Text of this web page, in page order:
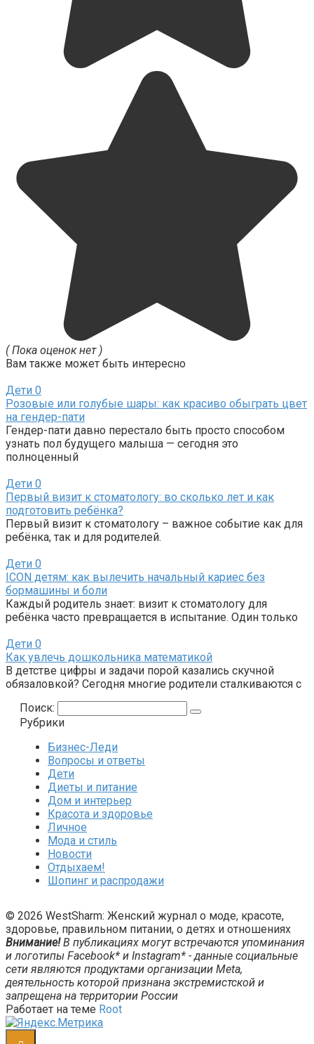
( Пока оценок нет )
Вам также может быть интересно
Дети 0
Розовые или голубые шары: как красиво обыграть цвет
на гендер-пати
Гендер-пати давно перестало быть просто способом
узнать пол будущего малыша — сегодня это
полноценный
Дети 0
Первый визит к стоматологу: во сколько лет и как
подготовить ребёнка?
Первый визит к стоматологу – важное событие как для
ребёнка, так и для родителей.
Дети 0
ICON детям: как вылечить начальный кариес без
бормашины и боли
Каждый родитель знает: визит к стоматологу для
ребёнка часто превращается в испытание. Один только
Дети 0
Как увлечь дошкольника математикой
В детстве цифры и задачи порой казались скучной
обязаловкой? Сегодня многие родители сталкиваются с
Поиск:
Рубрики
Бизнес-Леди
Вопросы и ответы
Дети
Диеты и питание
Дом и интерьер
Красота и здоровье
Личное
Мода и стиль
Новости
Отдыхаем!
Шопинг и распродажи
© 2026 WestSharm: Женский журнал о моде, красоте,
здоровье, правильном питании, о детях и отношениях
Внимание!В публикациях могут встречаются упоминания
и логотипы Facebook* и Instagram* - данные социальные
сети являются продуктами организации Meta,
деятельность которой признана экстремистской и
запрещена на территории России
Работает на теме Root